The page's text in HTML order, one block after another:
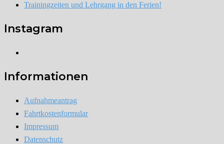
Trainingzeiten und Lehrgang in den Ferien!
Instagram
Informationen
Aufnahmeantrag
Fahrtkostenformular
Impressum
Datenschutz